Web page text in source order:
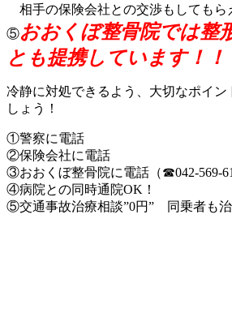
相手の保険会社との交渉もしてもら
⑤おおくぼ整骨院では整
とも提携しています！！
冷静に対処できるよう、大切なポイン
しょう！
①警察に電話
②保険会社に電話
③おおくぼ整骨院に電話（☎042-569-
④病院との同時通院OK！
⑤交通事故治療相談”0円” 同乗者も治